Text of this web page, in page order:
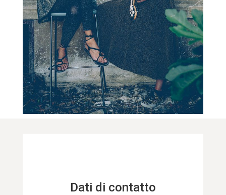
Dati di contatto